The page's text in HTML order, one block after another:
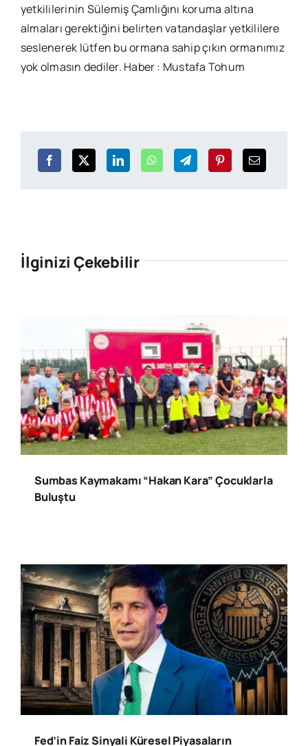
yetkililerinin Sülemiş Çamlığını koruma altına
almaları gerektiğini belirten vatandaşlar yetkililere
seslenerek lütfen bu ormana sahip çıkın ormanımız
yok olmasın dediler. Haber : Mustafa Tohum
İlginizi Çekebilir
Sumbas Kaymakamı “Hakan Kara” Çocuklarla
Buluştu
Fed’in Faiz Sinyali Küresel Piyasaların